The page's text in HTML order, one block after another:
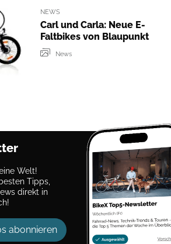
NEWS
Carl und Carla: Neue E-
Faltbikes von Blaupunkt
News
Welt!
Tipps,
direkt in
abonnieren